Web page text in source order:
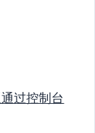
过控制台